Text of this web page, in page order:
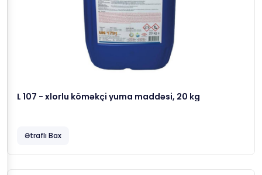
L 107 - xlorlu köməkçi yuma maddəsi, 20 kg
Ətraflı Bax